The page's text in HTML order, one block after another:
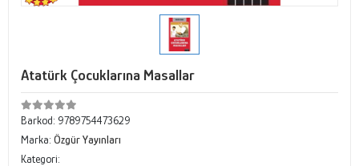
Atatürk Çocuklarına Masallar
Barkod: 9789754473629
Marka: Özgür Yayınları
Kategori: